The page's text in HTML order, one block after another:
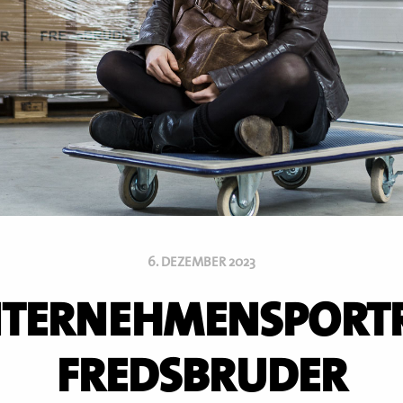
6. DEZEMBER 2023
FREDSBRUDER